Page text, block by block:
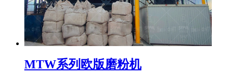
MTW系列欧版磨粉机